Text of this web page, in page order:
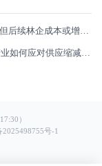
成本或增加8%至12%
应对供应缩减挑战？
）
号-1